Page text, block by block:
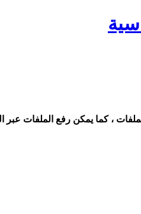
، كما يمكن رفع الملفات عبر